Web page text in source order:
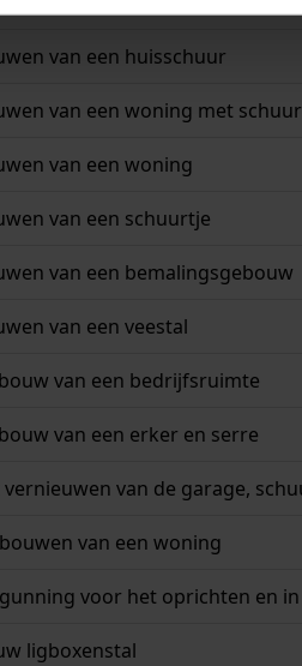
van een huisschuur
van een woning met schuur
van een woning
van een schuurtje
van een bemalingsgebouw
van een veestal
van een bedrijfsruimte
van een erker en serre
vernieuwen van de garage,
van een woning
voor het oprichten en
ligboxenstal